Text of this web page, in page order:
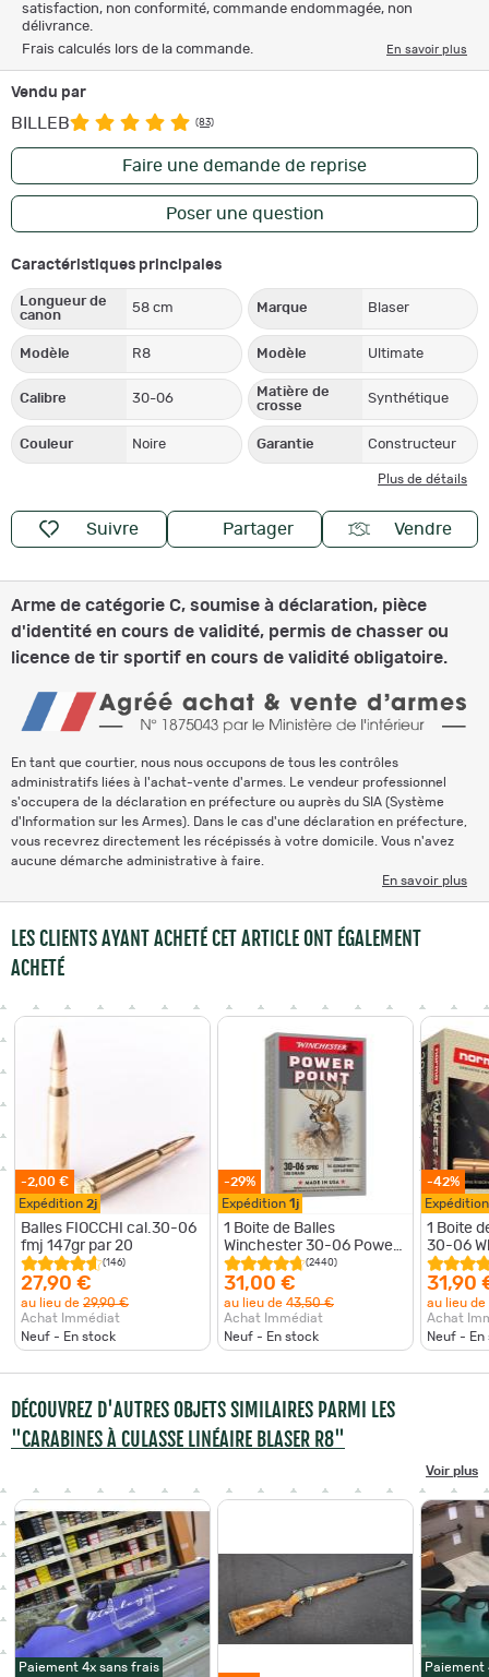
satisfaction, non conformité, commande endommagée, non
délivrance.
Frais calculés lors de la commande.
En savoir plus
Vendu par
BILLEB (83)
Faire une demande de reprise
Poser une question
Caractéristiques principales
Longueur de
canon
58 cm Marque Blaser
Modèle R8 Modèle Ultimate
Calibre 30-06
Matière de
crosse
Synthétique
Couleur Noire Garantie Constructeur
Plus de détails
Suivre Partager Vendre
Arme de catégorie C, soumise à déclaration, pièce
d'identité en cours de validité, permis de chasser ou
licence de tir sportif en cours de validité obligatoire.
En tant que courtier, nous nous occupons de tous les contrôles
administratifs liées à l'achat-vente d'armes. Le vendeur professionnel
s'occupera de la déclaration en préfecture ou auprès du SIA (Système
d'Information sur les Armes). Dans le cas d'une déclaration en préfecture,
vous recevrez directement les récépissés à votre domicile. Vous n'avez
aucune démarche administrative à faire.
En savoir plus
LES CLIENTS AYANT ACHETÉ CET ARTICLE ONT ÉGALEMENT
ACHETÉ
-2,00 €
Expédition 2j
Balles FIOCCHI cal.30-06
fmj 147gr par 20
(146)
27,90 €
au lieu de 29,90 €
Achat Immédiat
Neuf - En stock
-29%
Expédition 1j
1 Boite de Balles
Winchester 30-06 Power
Point 180gr (2440)
31,00 €
au lieu de 43,50 €
Achat Immédiat
Neuf - En stock
-42%
1 Boite
30-06
31,90
au lieu de
Achat
Neuf - En
DÉCOUVREZ D'AUTRES OBJETS SIMILAIRES PARMI LES
"CARABINES À CULASSE LINÉAIRE BLASER R8"
Voir plus
Paiement 4x sans frais